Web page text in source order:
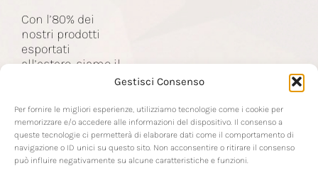
Gestisci Consenso
Per fornire le migliori esperienze, utilizziamo tecnologie come i cookie per
memorizzare e/o accedere alle informazioni del dispositivo. Il consenso a
queste tecnologie ci permetterà di elaborare dati come il comportamento di
navigazione o ID unici su questo sito. Non acconsentire o ritirare il consenso
può influire negativamente su alcune caratteristiche e funzioni.
Con l’80% dei
nostri prodotti
esportati
all’estero, siamo il
settore tessile a
livello mondiale.